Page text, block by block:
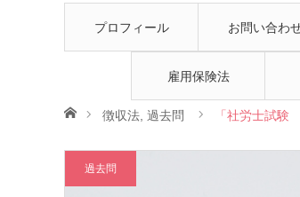
プロフィール お問い合わ
雇用保険法
ホーム徴収法 過去問 「社労士試
過去問